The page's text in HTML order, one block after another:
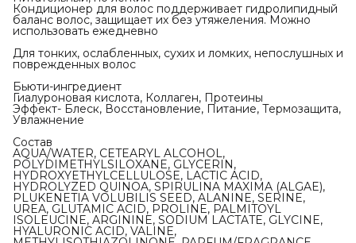
Кондиционер для волос поддерживает гидролипидный
баланс волос, защищает их без утяжеления. Можно
использовать ежедневно
Для тонких, ослабленных, сухих и ломких, непослушных и
поврежденных волос
Бьюти-ингредиент
Гиалуроновая кислота, Коллаген, Протеины
Эффект- Блеск, Восстановление, Питание, Термозащита,
Увлажнение
Состав
AQUA/WATER, CETEARYL ALCOHOL,
POLYDIMETHYLSILOXANE, GLYCERIN,
HYDROXYETHYLCELLULOSE, LACTIC ACID,
HYDROLYZED QUINOA, SPIRULINA MAXIMA (ALGAE),
PLUKENETIA VOLUBILIS SEED, ALANINE, SERINE,
UREA, GLUTAMIC ACID, PROLINE, PALMITOYL
ISOLEUCINE, ARGININE, SODIUM LACTATE, GLYCINE,
HYALURONIC ACID, VALINE,